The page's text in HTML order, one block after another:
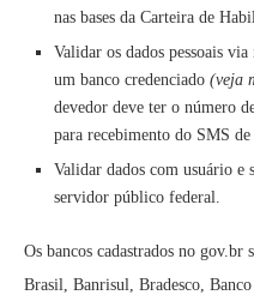
nas bases da Carteira de
Validar os dados pessoais
um banco credenciado (veja
devedor deve ter o número
para recebimento do SMS
Validar dados com usuário e
servidor público federal.
Os bancos cadastrados no gov.br
Brasil, Banrisul, Bradesco,